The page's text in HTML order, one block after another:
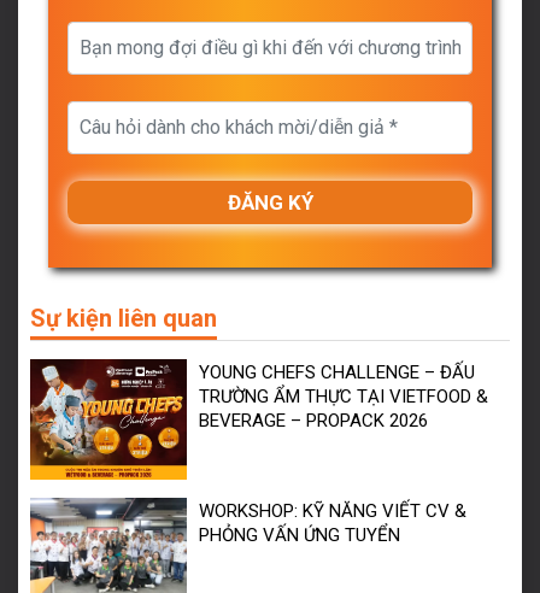
Sự kiện liên quan
YOUNG CHEFS CHALLENGE – ĐẤU
TRƯỜNG ẨM THỰC TẠI VIETFOOD &
BEVERAGE – PROPACK 2026
WORKSHOP: KỸ NĂNG VIẾT CV &
PHỎNG VẤN ỨNG TUYỂN